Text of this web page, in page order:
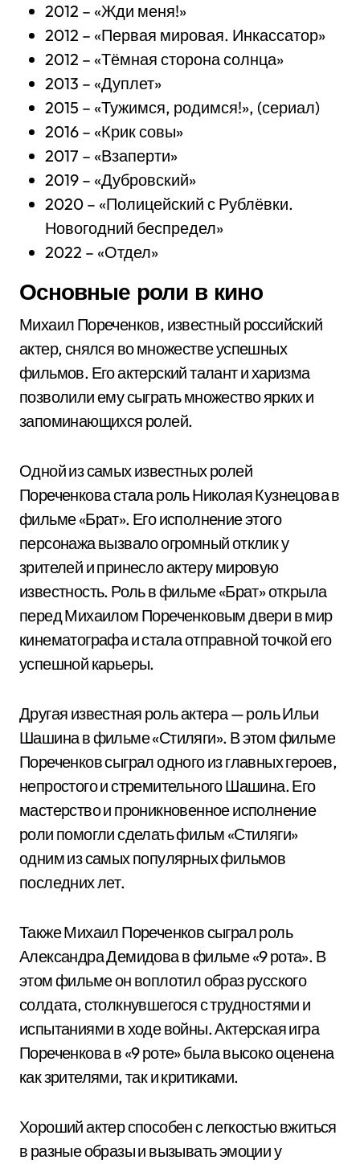
2012 – «Жди меня!»
2012 – «Первая мировая. Инкассатор»
2012 – «Тёмная сторона солнца»
2013 – «Дуплет»
2015 – «Тужимся, родимся!», (сериал)
2016 – «Крик совы»
2017 – «Взаперти»
2019 – «Дубровский»
2020 – «Полицейский с Рублёвки.
Новогодний беспредел»
2022 – «Отдел»
Основные роли в кино
Михаил Пореченков, известный российский
актер, снялся во множестве успешных
фильмов. Его актерский талант и харизма
позволили ему сыграть множество ярких и
запоминающихся ролей.
Одной из самых известных ролей
Пореченкова стала роль Николая Кузнецова в
фильме «Брат». Его исполнение этого
персонажа вызвало огромный отклик у
зрителей и принесло актеру мировую
известность. Роль в фильме «Брат» открыла
перед Михаилом Пореченковым двери в мир
кинематографа и стала отправной точкой его
успешной карьеры.
Другая известная роль актера — роль Ильи
Шашина в фильме «Стиляги». В этом фильме
Пореченков сыграл одного из главных героев,
непростого и стремительного Шашина. Его
мастерство и проникновенное исполнение
роли помогли сделать фильм «Стиляги»
одним из самых популярных фильмов
последних лет.
Также Михаил Пореченков сыграл роль
Александра Демидова в фильме «9 рота». В
этом фильме он воплотил образ русского
солдата, столкнувшегося с трудностями и
испытаниями в ходе войны. Актерская игра
Пореченкова в «9 роте» была высоко оценена
как зрителями, так и критиками.
Хороший актер способен с легкостью вжиться
в разные образы и вызывать эмоции у